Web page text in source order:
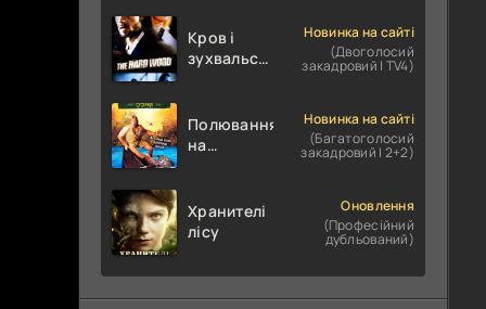
Кров і
зухвальство
Новинка на сайті
(Двоголосий
закадровий | TV4)
Полювання
на
Новинка на сайті
(Багатоголосий
закадровий | 2+2)
Хранителі
лісу
Оновлення
(Професійний
дубльований)